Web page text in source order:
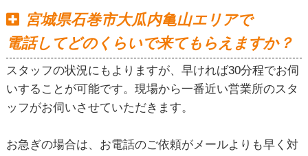
宮城県石巻市大瓜内亀山エリアで
電話してどのくらいで来てもらえますか？
スタッフの状況にもよりますが、早ければ30分程でお伺
いすることが可能です。現場から一番近い営業所のスタ
ッフがお伺いさせていただきます。
お急ぎの場合は、お電話のご依頼がメールよりも早く対